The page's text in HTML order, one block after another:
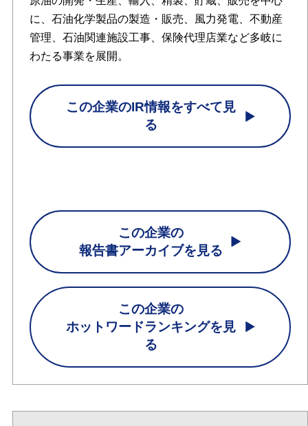
に、石油化学製品の製造・販売、風力発電、不動産
管理、石油関連施設工事、保険代理店業など多岐に
わたる事業を展開。
この企業のIR情報をすべて見
る
この企業の
報告書アーカイブを見る
この企業の
ホットワードランキングを見
る